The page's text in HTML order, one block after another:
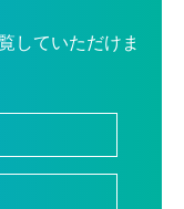
していただけま